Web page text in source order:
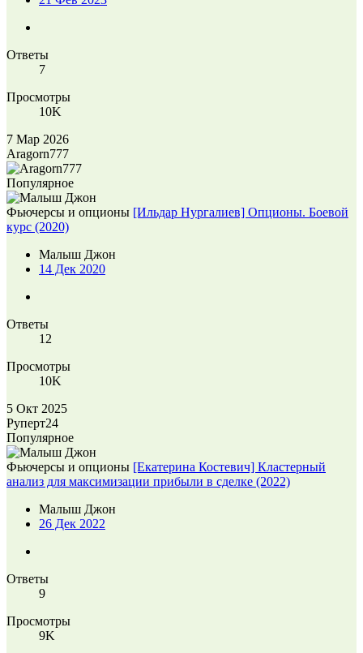
Ответы
7
Просмотры
10K
7 Мар 2026
Aragorn777
Популярное
Фьючерсы и опционы [Ильдар Нургалиев] Опционы. Боевой
курс (2020)
Малыш Джон
14 Дек 2020
Ответы
12
Просмотры
10K
5 Окт 2025
Руперт24
Популярное
Фьючерсы и опционы [Екатерина Костевич] Кластерный
анализ для максимизации прибыли в сделке (2022)
Малыш Джон
26 Дек 2022
Ответы
9
Просмотры
9K